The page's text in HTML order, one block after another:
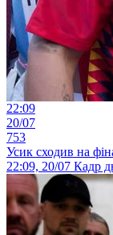
22:09
20/07
753
Усик сходив на
22:09, 20/07 Кадр